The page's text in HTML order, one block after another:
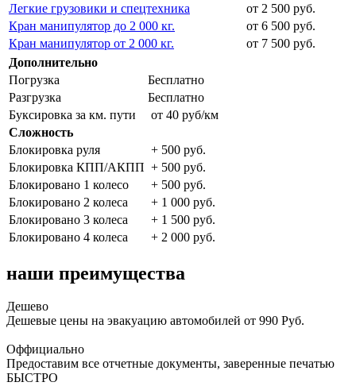
Легкие грузовики и спецтехника
от 2 500 руб.
Кран манипулятор до 2 000 кг.
от 6 500 руб.
Кран манипулятор от 2 000 кг.
от 7 500 руб.
Дополнительно
Погрузка
Бесплатно
Разгрузка
Бесплатно
Буксировка за км. пути
от 40 руб/км
Сложность
Блокировка руля
+ 500 руб.
Блокировка КПП/АКПП + 500 руб.
Блокировано 1 колесо
+ 500 руб.
Блокировано 2 колеса
+ 1 000 руб.
Блокировано 3 колеса
+ 1 500 руб.
Блокировано 4 колеса
+ 2 000 руб.
наши преимущества
Дешево
Дешевые цены на эвакуацию автомобилей от 990 Руб.
Оффициально
Предоставим все отчетные документы, заверенные печатью
БЫСТРО